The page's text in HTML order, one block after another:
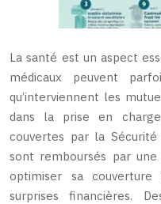
La santé est un aspect
médicaux peuvent
qu’interviennent les
dans la prise en
couvertes par la
sont remboursés par
optimiser sa
surprises financières.